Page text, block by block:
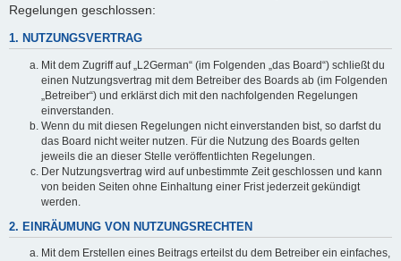
Regelungen geschlossen:
1. NUTZUNGSVERTRAG
Mit dem Zugriff auf „L2German“ (im Folgenden „das Board“) schließt du
einen Nutzungsvertrag mit dem Betreiber des Boards ab (im Folgenden
„Betreiber“) und erklärst dich mit den nachfolgenden Regelungen
einverstanden.
Wenn du mit diesen Regelungen nicht einverstanden bist, so darfst du
das Board nicht weiter nutzen. Für die Nutzung des Boards gelten
jeweils die an dieser Stelle veröffentlichten Regelungen.
Der Nutzungsvertrag wird auf unbestimmte Zeit geschlossen und kann
von beiden Seiten ohne Einhaltung einer Frist jederzeit gekündigt
werden.
2. EINRÄUMUNG VON NUTZUNGSRECHTEN
Mit dem Erstellen eines Beitrags erteilst du dem Betreiber ein einfaches,